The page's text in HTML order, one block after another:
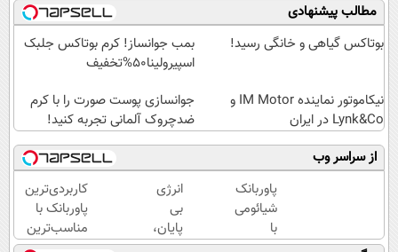
مطالب پیشنهادی
بوتاکس گیاهی و خانگی رسید!
بمب جوانساز! کرم بوتاکس جلبک
اسپیرولینا50%تخفیف
نیکاموتور نماینده IM Motor و
Lynk&Co در ایران
جوانسازی پوست صورت را با کرم
ضدچروک آلمانی تجربه کنید!
از سراسر وب
پاوربانک
شیائومی
با
انرژی
بی
پایان،
کاربردی‌ترین
پاوربانک با
مناسب‌ترین